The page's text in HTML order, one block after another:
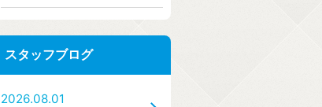
スタッフブログ
2026.08.01